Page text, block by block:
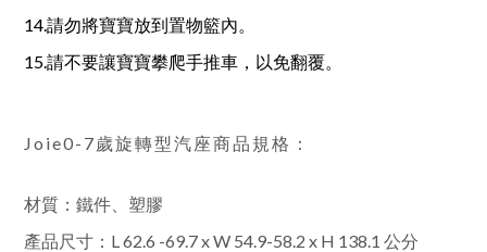
14.請勿將寶寶放到置物籃內。
15.請不要讓寶寶攀爬手推車，以免翻覆。
Joie0-7歲旋轉型汽座商品規格：
材質：鐵件、塑膠
產品尺寸：L 62.6 -69.7 x W 54.9-58.2 x H 138.1 公分